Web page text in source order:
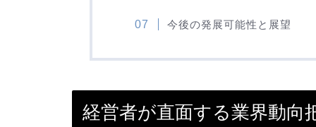
今後の発展可能性と展望
経営者が直面する業界動向